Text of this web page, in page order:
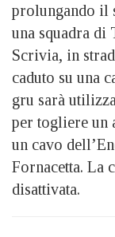
prolungando il
una squadra di
Scrivia, in
caduto su una
gru sarà
per togliere un
un cavo
Fornacetta. La
disattivata.